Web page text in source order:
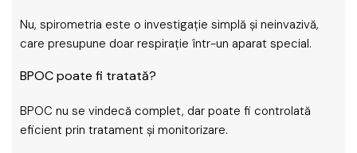
Nu, spirometria este o investigație simplă și neinvazivă,
care presupune doar respirație într-un aparat special.
BPOC poate fi tratată?
BPOC nu se vindecă complet, dar poate fi controlată
eficient prin tratament și monitorizare.